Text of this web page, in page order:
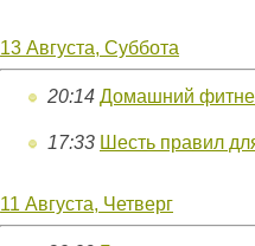
13 Августа, Суббота
20:14 Домашний
17:33 Шесть правил
11 Августа, Четверг